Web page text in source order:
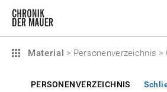
Material > Personenverzeichnis >
PERSONENVERZEICHNIS